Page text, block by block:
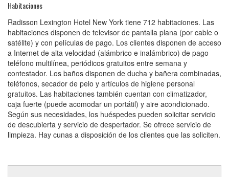
Habitaciones
Radisson Lexington Hotel New York tiene 712 habitaciones. Las
habitaciones disponen de televisor de pantalla plana (por cable o
satélite) y con películas de pago. Los clientes disponen de acceso
a Internet de alta velocidad (alámbrico e inalámbrico) de pago
teléfono multilínea, periódicos gratuitos entre semana y
contestador. Los baños disponen de ducha y bañera combinadas,
teléfonos, secador de pelo y artículos de higiene personal
gratuitos. Las habitaciones también cuentan con climatizador,
caja fuerte (puede acomodar un portátil) y aire acondicionado.
Según sus necesidades, los huéspedes pueden solicitar servicio
de descubierta y servicio de despertador. Se ofrece servicio de
limpieza. Hay cunas a disposición de los clientes que las soliciten.